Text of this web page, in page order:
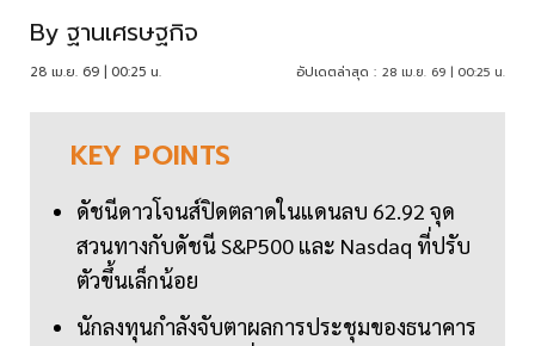
By ฐานเศรษฐกิจ
28 เม.ย. 69 | 00:25 น. อัปเดตล่าสุด : 28 เม.ย. 69 | 00:25 น.
KEY POINTS
ดัชนีดาวโจนส์ปิดตลาดในแดนลบ 62.92 จุด
สวนทางกับดัชนี S&P500 และ Nasdaq ที่ปรับ
ตัวขึ้นเล็กน้อย
นักลงทุนกำลังจับตาผลการประชุมของธนาคาร